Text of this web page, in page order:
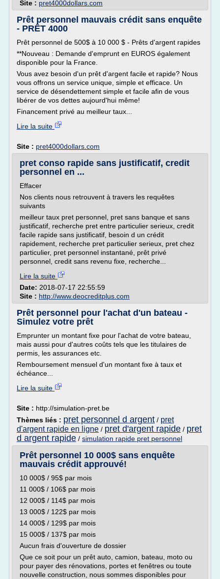
Site : pret4000dollars.com
Prêt personnel mauvais crédit sans enquête
- PRÊT 4000
Prêt personnel de 500$ à 10 000 $ - Prêts d'argent rapides
**Nouveau : Demande d'emprunt en EUROS également
disponible pour la France.
Vous avez besoin d'un prêt d'argent facile et rapide? Nous
vous offrons un service unique, simple et efficace. Un
service de désendettement simple et facile afin de vous
libérer de vos dettes aujourd'hui même!
Financement privé au meilleur taux...
Lire la suite
Site : pret4000dollars.com
pret conso rapide sans justificatif, credit
personnel en ...
Effacer
Nos clients nous retrouvent à travers les requêtes
suivants
meilleur taux pret personnel, pret sans banque et sans
justificatif, recherche pret entre particulier serieux, credit
facile rapide sans justificatif, besoin d un crédit
rapidement, recherche pret particulier serieux, pret chez
particulier, pret personnel instantané, prêt privé
personnel, credit sans revenu fixe, recherche...
Lire la suite
Date: 2018-07-17 22:55:59
Site : http://www.deocreditplus.com
Prêt personnel pour l'achat d'un bateau -
Simulez votre prêt
Emprunter un montant fixe pour l'achat de votre bateau,
mais aussi pour d'autres coûts tels que les titulaires de
permis, les assurances etc.
Remboursement mensuel d'un montant fixe à taux et
échéance...
Lire la suite
Site : http://simulation-pret.be
Thèmes liés : pret personnel d argent / pret
d'argent rapide en ligne / pret d'argent rapide / pret
d argent rapide / simulation rapide pret personnel
Prêt personnel 10 000$ sans enquête
mauvais crédit approuvé!
10 000$ / 95$ par mois
11 000$ / 106$ par mois
12 000$ / 114$ par mois
13 000$ / 122$ par mois
14 000$ / 129$ par mois
15 000$ / 137$ par mois
Aucun frais d'ouverture de dossier
Que ce soit pour un prêt auto, camion, bateau, moto ou
pour payer des rénovations, portes et fenêtres ou toute
nouvelle construction, nous sommes disponibles pour